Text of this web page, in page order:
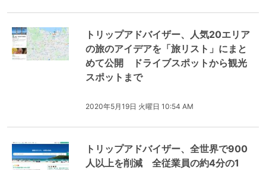
トリップアドバイザー、人気20エリア
の旅のアイデアを「旅リスト」にまと
めて公開 ドライブスポットから観光
スポットまで
2020年5月19日 火曜日 10:54 AM
トリップアドバイザー、全世界で900
人以上を削減 全従業員の約4分の1